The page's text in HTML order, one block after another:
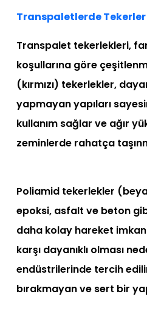
Transpaletlerde Tekerler
Transpalet tekerlekleri,
koşullarına göre
(kırmızı) tekerlekler,
yapmayan yapıları
kullanım sağlar ve ağır
zeminlerde rahatça
Poliamid tekerlekler
epoksi, asfalt ve beton
daha kolay hareket
karşı dayanıklı olması
endüstrilerinde tercih
bırakmayan ve sert bir